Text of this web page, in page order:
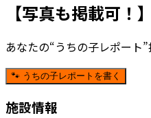
【写真も掲載可！
あなたの“うちの子レポート
🐾 うちの子レポートを書く
施設情報